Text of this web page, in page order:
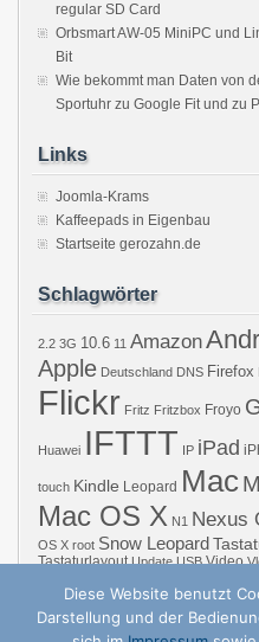
regular SD Card
Orbsmart AW-05 MiniPC und
Bit
Wie bekommt man Daten von
Sportuhr zu Google Fit und zu
Links
Joomla-Krams
Kaffeepads in Eigenbau
Startseite gerozahn.de
Schlagwörter
2.2 3G 10.6 11 Amazon
Apple Deutschland DNS Firefox
Flickr Fritz Fritzbox Froyo
Huawei IFTTT IP iPad
touch Kindle Leopard Mac
Mac OS X N1 Nexus
OS X root Snow Leopard
Tastaturlayout Update USB Video
Windows
Diese Website benutzt
Darstellung und der